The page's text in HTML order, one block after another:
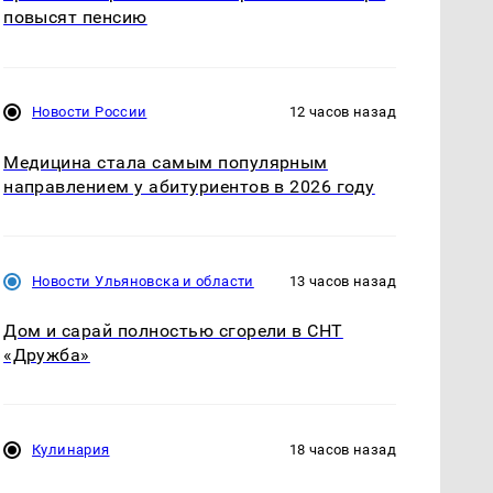
повысят пенсию
Новости России 12 часов назад
Медицина стала самым популярным
направлением у абитуриентов в 2026 году
Новости Ульяновска и области 13 часов назад
Дом и сарай полностью сгорели в СНТ
«Дружба»
Кулинария 18 часов назад